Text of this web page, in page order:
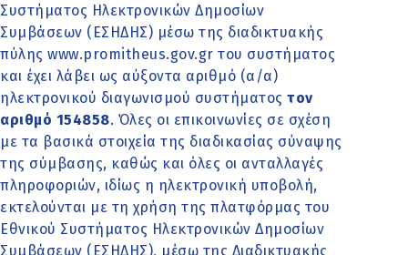
Συστήματος Ηλεκτρονικών Δημοσίων
Συμβάσεων (ΕΣΗΔΗΣ) μέσω της διαδικτυακής
πύλης www.promitheus.gov.gr του συστήματος
και έχει λάβει ως αύξοντα αριθμό (α/α)
ηλεκτρονικού διαγωνισμού συστήματος τον
αριθμό 154858. Όλες οι επικοινωνίες σε σχέση
με τα βασικά στοιχεία της διαδικασίας σύναψης
της σύμβασης, καθώς και όλες οι ανταλλαγές
πληροφοριών, ιδίως η ηλεκτρονική υποβολή,
εκτελούνται με τη χρήση της πλατφόρμας του
Εθνικού Συστήματος Ηλεκτρονικών Δημοσίων
Συμβάσεων (ΕΣΗΔΗΣ), μέσω της Διαδικτυακής